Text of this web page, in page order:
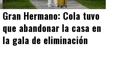
Gran Hermano: Cola tuvo
que abandonar la casa en
la gala de eliminación